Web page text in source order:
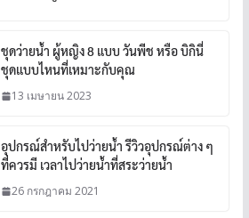
ชุดว่ายน้ำ ผู้หญิง 8 แบบ วันพีช หรือ บิกินี่
ชุดแบบไหนที่เหมาะกับคุณ
13 เมษายน 2023
อุปกรณ์สำหรับไปว่ายน้ำ รีวิวอุปกรณ์ต่าง ๆ
ที่ควรมี เวลาไปว่ายน้ำที่สระว่ายน้ำ
26 กรกฎาคม 2021